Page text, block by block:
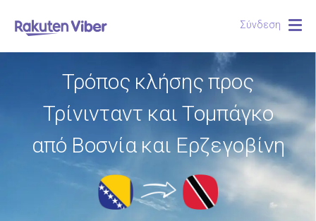
Σύνδεση
Τρόπος κλήσης προς
Τρίνινταντ και Τομπάγκο
από Βοσνία και Ερζεγοβίνη